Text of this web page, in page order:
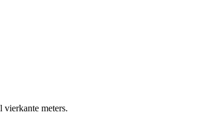
vierkante meters.